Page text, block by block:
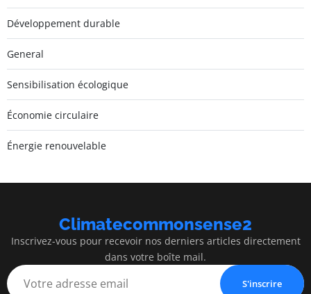
Développement durable
General
Sensibilisation écologique
Économie circulaire
Énergie renouvelable
Climatecommonsense2
Inscrivez-vous pour recevoir nos derniers articles directement
dans votre boîte mail.
S'inscrire